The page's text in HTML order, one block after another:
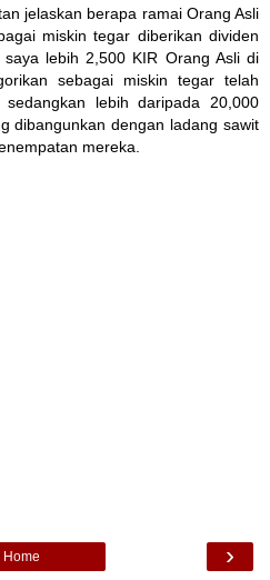
jelaskan berapa ramai Orang Asli
miskin tegar diberikan dividen
lebih 2,500 KIR Orang Asli di
sebagai miskin tegar telah
lebih daripada 20,000
dibangunkan dengan ladang sawit
mereka.
›
Home